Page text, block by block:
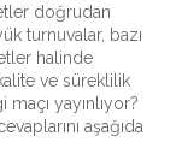
doğrudan
turnuvalar, bazı
halinde
ve süreklilik
yayınlıyor?
aşağıda